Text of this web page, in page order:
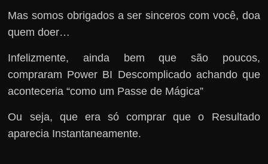
Mas somos obrigados a ser sinceros com você, doa
quem doer…
Infelizmente, ainda bem que são poucos,
compraram Power BI Descomplicado achando que
aconteceria “como um Passe de Mágica”
Ou seja, que era só comprar que o Resultado
aparecia Instantaneamente.